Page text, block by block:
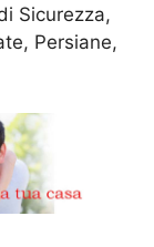
Sicurezza,
Persiane,